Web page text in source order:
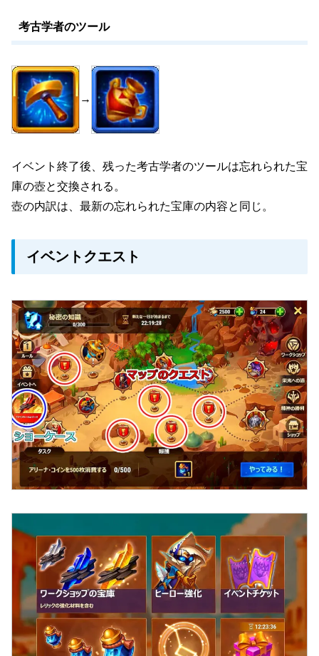
考古学者のツール
→
イベント終了後、残った考古学者のツールは忘れられた宝
庫の壺と交換される。
壺の内訳は、最新の忘れられた宝庫の内容と同じ。
イベントクエスト